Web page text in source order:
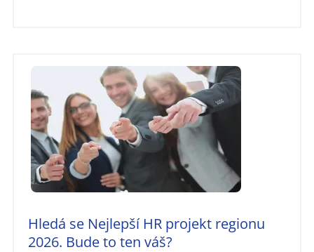
Hledá se Nejlepší HR projekt regionu
2026. Bude to ten váš?